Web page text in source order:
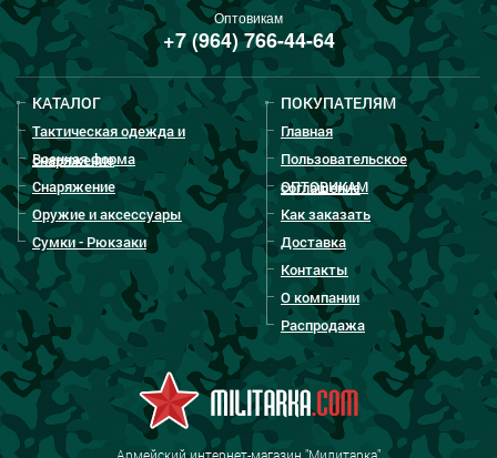
Оптовикам
+7 (964) 766-44-64
КАТАЛОГ
Тактическая одежда и
снаряжение
Военная форма
Снаряжение
Оружие и аксессуары
Сумки - Рюкзаки
ПОКУПАТЕЛЯМ
Главная
Пользовательское
соглашение
ОПТОВИКАМ
Как заказать
Доставка
Контакты
О компании
Распродажа